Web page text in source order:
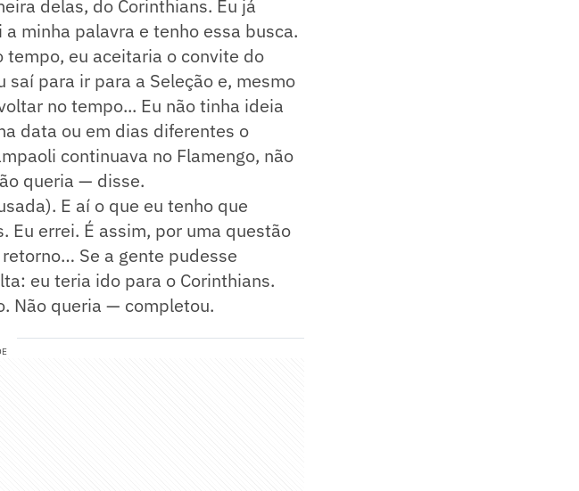
delas, do Corinthians. Eu já
minha palavra e tenho essa busca.
tempo, eu aceitaria o convite do
saí para ir para a Seleção e, mesmo
no tempo... Eu não tinha ideia
data ou em dias diferentes o
continuava no Flamengo, não
queria — disse.
E aí o que eu tenho que
Eu errei. É assim, por uma questão
Se a gente pudesse
eu teria ido para o Corinthians.
Não queria — completou.